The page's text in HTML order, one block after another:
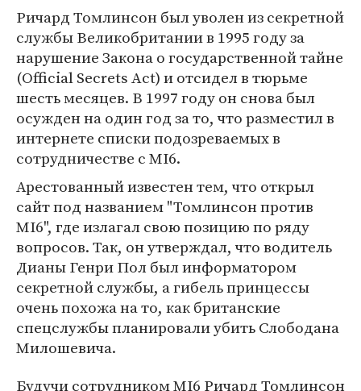
Ричард Томлинсон был уволен из секретной
службы Великобритании в 1995 году за
нарушение Закона о государственной тайне
(Official Secrets Act) и отсидел в тюрьме
шесть месяцев. В 1997 году он снова был
осужден на один год за то, что разместил в
интернете списки подозреваемых в
сотрудничестве с MI6.
Арестованный известен тем, что открыл
сайт под названием "Томлинсон против
MI6", где излагал свою позицию по ряду
вопросов. Так, он утверждал, что водитель
Дианы Генри Пол был информатором
секретной службы, а гибель принцессы
очень похожа на то, как британские
спецслужбы планировали убить Слободана
Милошевича.
Будучи сотрудником MI6 Ричард Томлинсон